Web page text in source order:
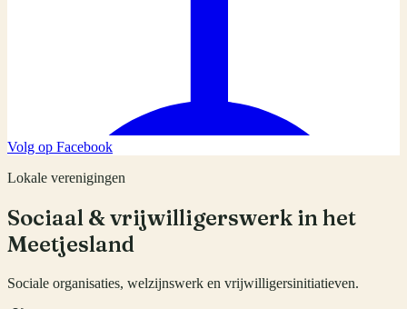
Volg op Facebook
Lokale verenigingen
Sociaal & vrijwilligerswerk in het
Meetjesland
Sociale organisaties, welzijnswerk en vrijwilligersinitiatieven.